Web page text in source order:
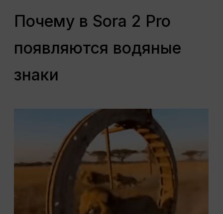
Почему в Sora 2 Pro
появляются водяные
знаки